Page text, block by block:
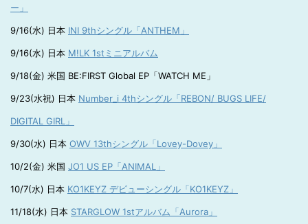
ー」
9/16(水) 日本 INI 9thシングル「ANTHEM」
9/16(水) 日本 M!LK 1stミニアルバム
9/18(金) 米国 BE:FIRST Global EP「WATCH ME」
9/23(水祝) 日本 Number_i 4thシングル「REBON/ BUGS LIFE/
DIGITAL GIRL」
9/30(水) 日本 OWV 13thシングル「Lovey-Dovey」
10/2(金) 米国 JO1 US EP「ANIMAL」
10/7(水) 日本 KO1KEYZ デビューシングル「KO1KEYZ」
11/18(水) 日本 STARGLOW 1stアルバム「Aurora」